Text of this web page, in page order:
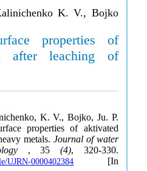
K. V., Bojko
properties of
after leaching of
K. V., Bojko, Ju. P.
properties of aktivated
metals. Journal of water
, 35 (4), 320-330.
UJRN-0000402384 [In